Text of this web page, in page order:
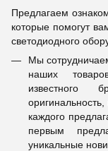
Предлагаем
которые помогут
светодиодного
Мы
наших
известного
каждого
первым
уникальные